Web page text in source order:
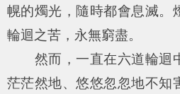
幌的燭光，隨時都會息滅。
輪迴之苦，永無窮盡。
然而，一直在六道輪迴
茫茫然地、悠悠忽忽地不知